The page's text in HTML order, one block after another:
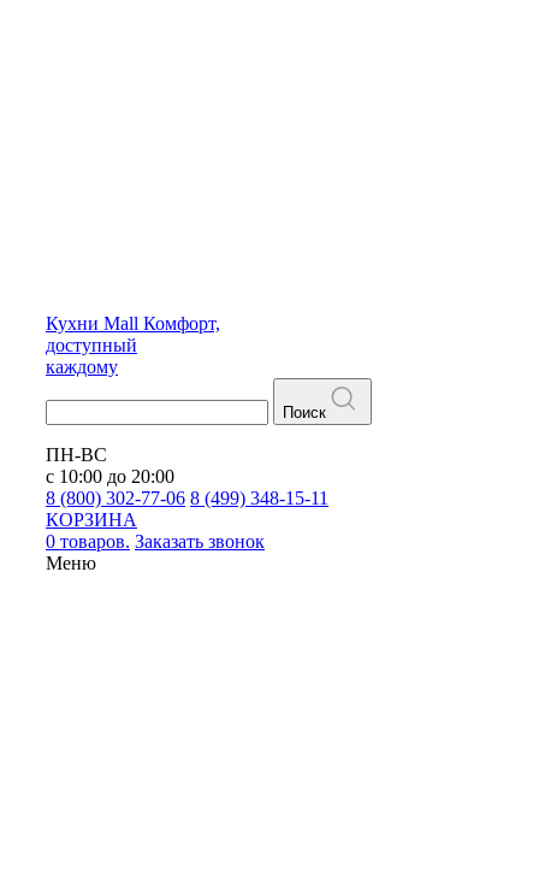
Кухни Mall Комфорт,
доступный
каждому
Поиск
ПН-ВС
с 10:00 до 20:00
8 (800) 302-77-06 8 (499) 348-15-11
КОРЗИНА
0 товаров. Заказать звонок
Меню